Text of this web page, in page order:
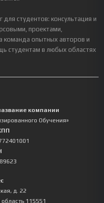
студентов: консультация и
проектами,
команда опытных авторов и
студентам в любых областях
компании
Обучения»
д. 22
115551